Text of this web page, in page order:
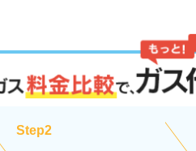
Step2